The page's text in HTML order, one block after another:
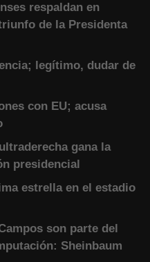
respaldan en
de la Presidenta
legítimo, dudar de
con EU; acusa
gana la
presidencial
estrella en el estadio
son parte del
Sheinbaum